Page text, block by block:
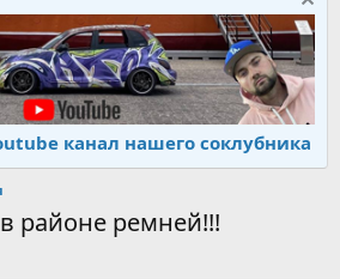
канал нашего соклубника
районе ремней!!!